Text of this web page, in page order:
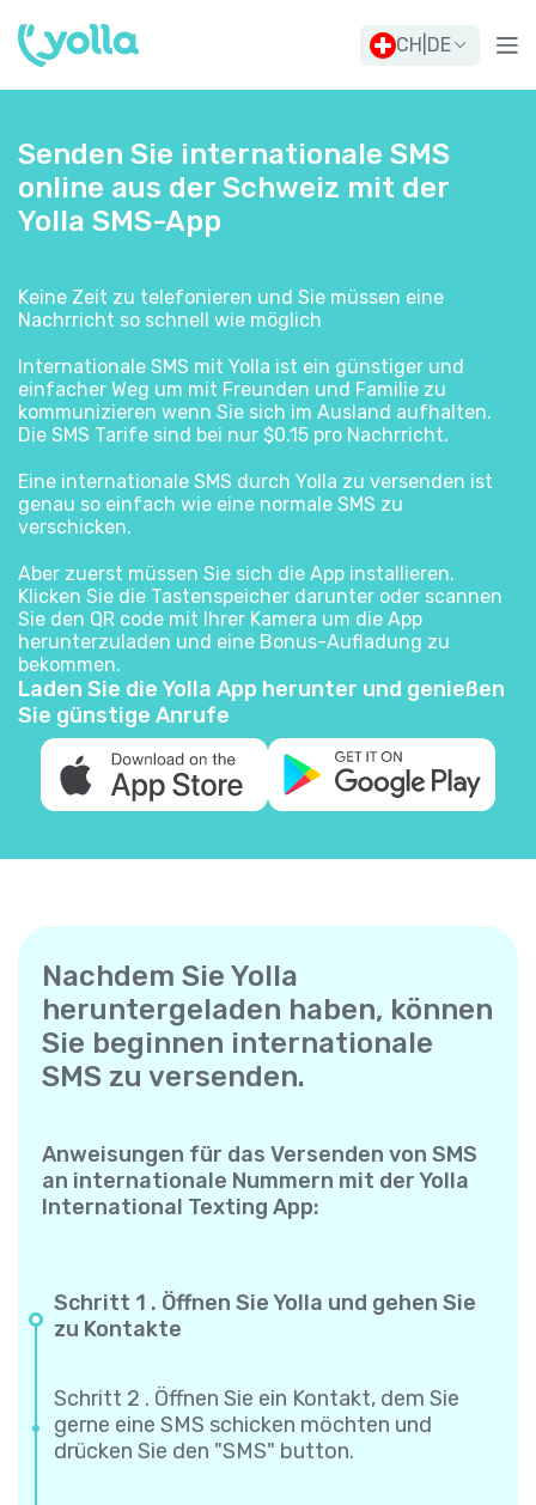
CH DE
Senden Sie internationale SMS
online aus der Schweiz mit der
Yolla SMS-App
Laden Sie die Yolla App herunter und genießen
Sie günstige Anrufe
Keine Zeit zu telefonieren und Sie müssen eine
Nachrricht so schnell wie möglich
Internationale SMS mit Yolla ist ein günstiger und
einfacher Weg um mit Freunden und Familie zu
kommunizieren wenn Sie sich im Ausland aufhalten.
Die SMS Tarife sind bei nur $0.15 pro Nachrricht.
Eine internationale SMS durch Yolla zu versenden ist
genau so einfach wie eine normale SMS zu
verschicken.
Aber zuerst müssen Sie sich die App installieren.
Klicken Sie die Tastenspeicher darunter oder scannen
Sie den QR code mit Ihrer Kamera um die App
herunterzuladen und eine Bonus-Aufladung zu
bekommen.
Nachdem Sie Yolla
heruntergeladen haben, können
Sie beginnen internationale
SMS zu versenden.
Anweisungen für das Versenden von SMS
an internationale Nummern mit der Yolla
International Texting App:
Schritt 1 . Öffnen Sie Yolla und gehen Sie
zu Kontakte
Schritt 2 . Öffnen Sie ein Kontakt, dem Sie
gerne eine SMS schicken möchten und
drücken Sie den "SMS" button.